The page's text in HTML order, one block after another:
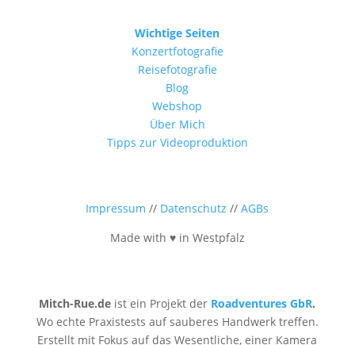
Wichtige Seiten
Konzertfotografie
Reisefotografie
Blog
Webshop
Über Mich
Tipps zur Videoproduktion
Impressum // Datenschutz //AGBs
Made with ♥ in Westpfalz
Mitch-Rue.de ist ein Projekt der Roadventures GbR.
Wo echte Praxistests auf sauberes Handwerk treffen.
Erstellt mit Fokus auf das Wesentliche, einer Kamera